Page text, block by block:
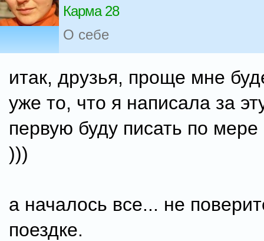
Карма 28
О себе
итак, друзья, проще мне
уже то, что я написала за
первую буду писать по
)))
а началось все... не
поездке.